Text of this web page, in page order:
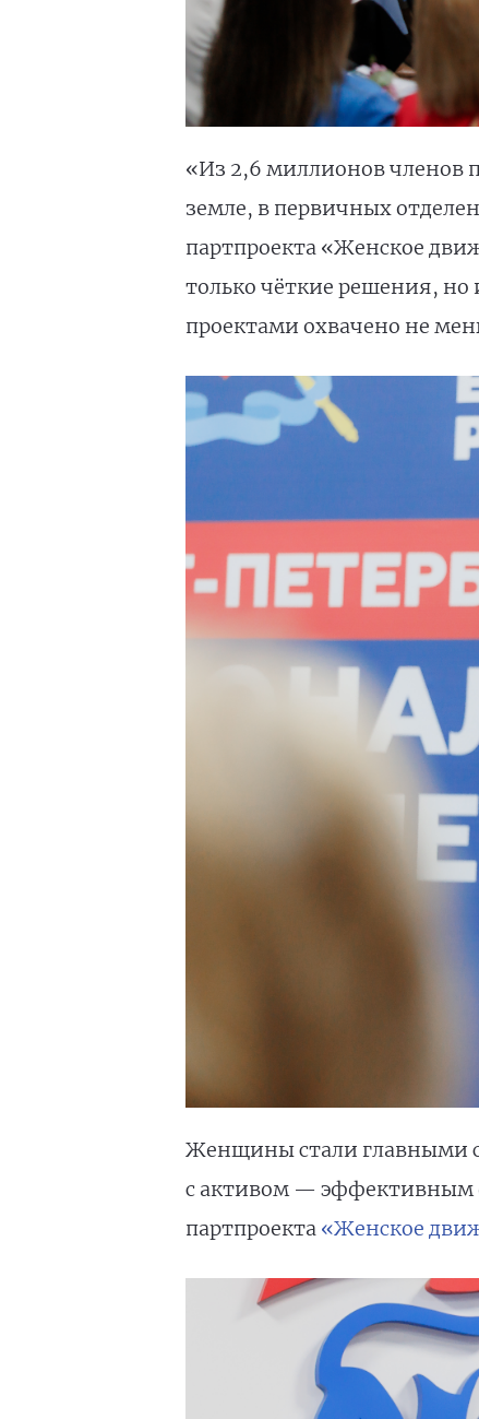
«Из 2,6 миллионов членов
земле, в первичных
партпроекта «Женское
только чёткие решения, но
проектами охвачено не
Женщины стали главными
с активом — эффективным
партпроекта «Женское